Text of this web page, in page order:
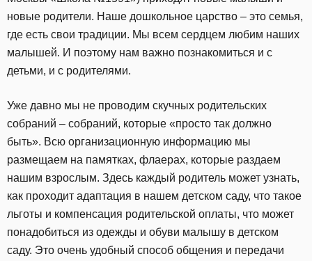
новые родители. Наше дошкольное царство – это семья,
где есть свои традиции. Мы всем сердцем любим наших
малышей. И поэтому нам важно познакомиться и с
детьми, и с родителями.
Уже давно мы не проводим скучных родительских
собраний – собраний, которые «просто так должно
быть». Всю организационную информацию мы
размещаем на памятках, флаерах, которые раздаем
нашим взрослым. Здесь каждый родитель может узнать,
как проходит адаптация в нашем детском саду, что такое
льготы и компенсация родительской оплаты, что может
понадобиться из одежды и обуви малышу в детском
саду. Это очень удобный способ общения и передачи